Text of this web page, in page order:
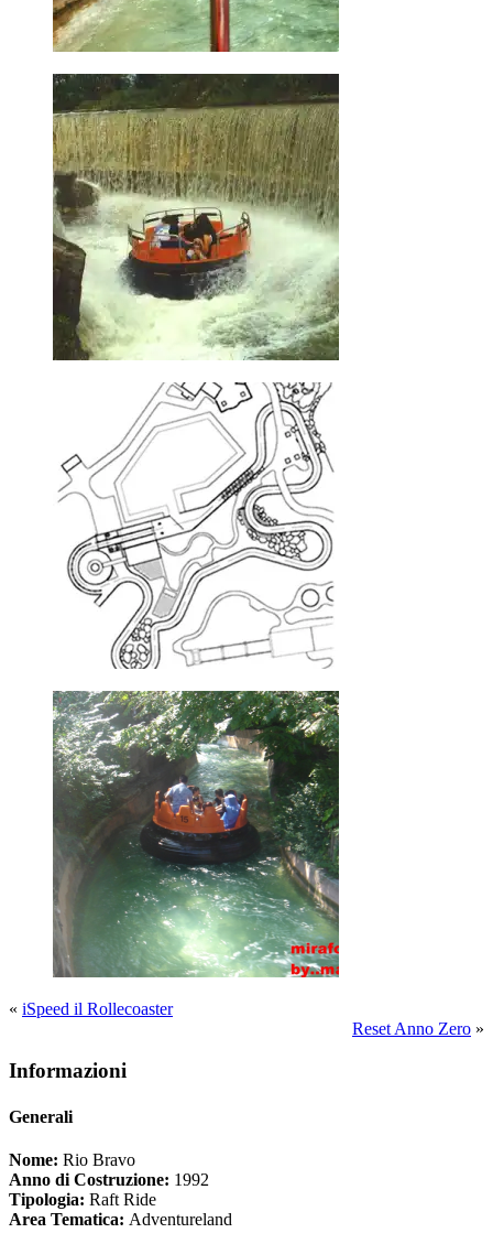
« iSpeed il Rollecoaster
Reset Anno Zero »
Informazioni
Generali
Nome: Rio Bravo
Anno di Costruzione: 1992
Tipologia: Raft Ride
Area Tematica: Adventureland